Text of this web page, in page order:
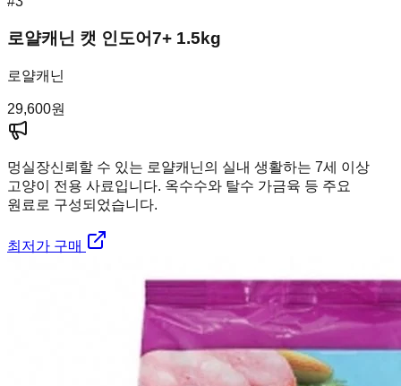
로얄캐닌 캣 인도어7+ 1.5kg
로얄캐닌
29,600원
멍실장신뢰할 수 있는 로얄캐닌의 실내 생활하는 7세 이상
고양이 전용 사료입니다. 옥수수와 탈수 가금육 등 주요
원료로 구성되었습니다.
최저가 구매